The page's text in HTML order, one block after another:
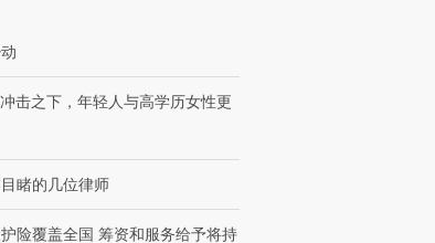
【特别呈现】寻找100种
【商旅对话】华住集团
CFO：不靠规模取胜，华
击之下，年轻人与高学历女性更
睹的几位律师
险覆盖全国 筹资和服务给予将持